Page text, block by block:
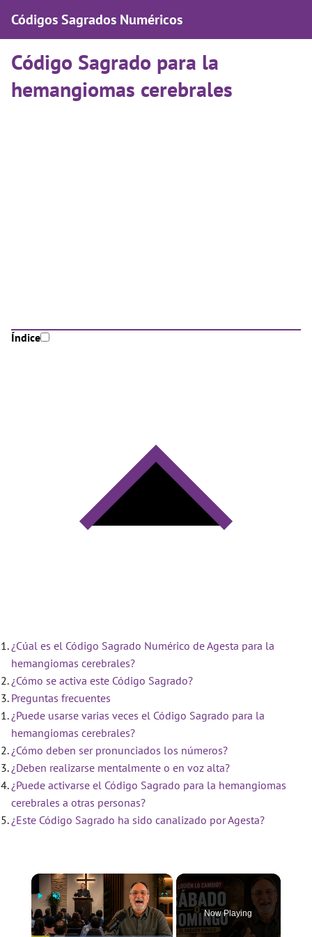
Códigos Sagrados Numéricos
Código Sagrado para la
hemangiomas cerebrales
Índice
¿Cúal es el Código Sagrado Numérico de Agesta para la
hemangiomas cerebrales?
¿Cómo se activa este Código Sagrado?
Preguntas frecuentes
¿Puede usarse varias veces el Código Sagrado para la
hemangiomas cerebrales?
¿Cómo deben ser pronunciados los números?
¿Deben realizarse mentalmente o en voz alta?
¿Puede activarse el Código Sagrado para la hemangiomas
cerebrales a otras personas?
¿Este Código Sagrado ha sido canalizado por Agesta?
×
Now Playing